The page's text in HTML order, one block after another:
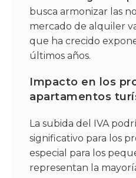
busca armonizar las
mercado de alquiler
que ha crecido
últimos años.
Impacto en los
apartamentos
La subida del IVA
significativo para los
especial para los
representan la